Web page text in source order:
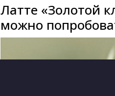
Латте «Золотой
можно